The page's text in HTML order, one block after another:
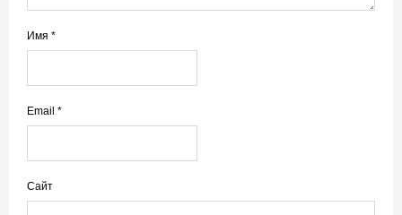
Имя *
Email *
Сайт